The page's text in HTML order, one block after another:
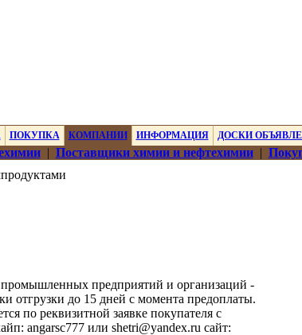
ПОКУПКА КОМПАНИИ ИНФОРМАЦИЯ ДОСКИ
| Поставщики химии и нефтехимии|
предприятий и организаций -
отгрузки до 15 дней с момента предоплаты.
по реквизитной заявке покупателя с
angarsc777 или shetri@yandex.ru сайт: